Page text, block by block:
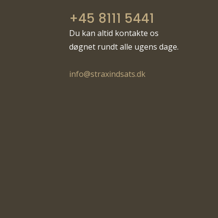
+45 8111 5441
Du kan altid kontakte os
døgnet rundt alle ugens dage.
info@straxindsats.dk